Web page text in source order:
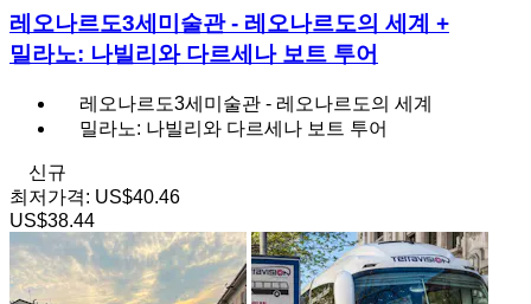
레오나르도3세미술관 - 레오나르도의 세계 +
밀라노: 나빌리와 다르세나 보트 투어
레오나르도3세미술관 - 레오나르도의 세계
밀라노: 나빌리와 다르세나 보트 투어
신규
최저가격: US$40.46
US$38.44